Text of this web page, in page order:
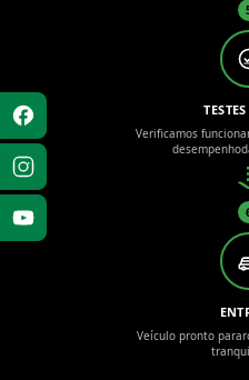
Verificamos
desempenho
Veículo pronto para